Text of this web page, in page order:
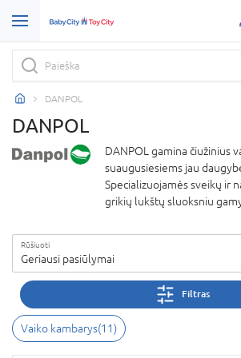
DANPOL
DANPOL
DANPOL gamina čiužinius
suaugusiesiems jau
Specializuojamės sveikų ir
grikių lukštų sluoksniu
Rūšiuoti
Geriausi pasiūlymai
Filtras
Vaiko kambarys(11)